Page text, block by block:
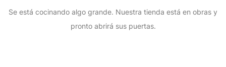
Se está cocinando algo grande. Nuestra tienda está en obras y
pronto abrirá sus puertas.